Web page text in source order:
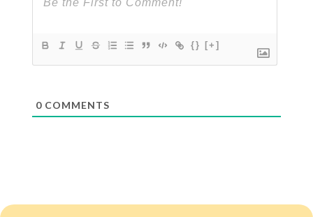
{} [+]
0COMMENTS